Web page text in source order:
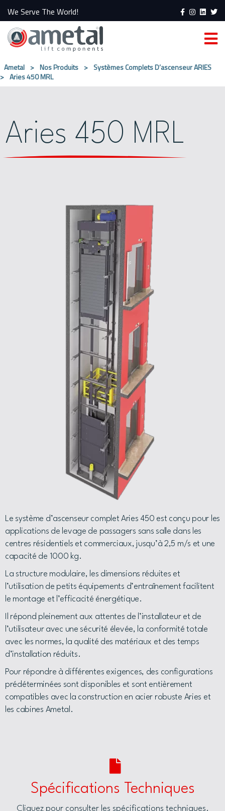
We Serve The World!
Ametal > Nos Produits > Systèmes Complets D’ascenseur ARIES
> Aries 450 MRL
Aries 450 MRL
Le système d’ascenseur complet Aries 450 est conçu pour les
applications de levage de passagers sans salle dans les
centres résidentiels et commerciaux, jusqu’à 2,5 m/s et une
capacité de 1000 kg.
La structure modulaire, les dimensions réduites et
l’utilisation de petits équipements d’entraînement facilitent
le montage et l’efficacité énergétique.
Il répond pleinement aux attentes de l’installateur et de
l’utilisateur avec une sécurité élevée, la conformité totale
avec les normes, la qualité des matériaux et des temps
d’installation réduits.
Pour répondre à différentes exigences, des configurations
prédéterminées sont disponibles et sont entièrement
compatibles avec la construction en acier robuste Aries et
les cabines Ametal.
Spécifications Techniques
Cliquezpour consulter les spécifications techniques.